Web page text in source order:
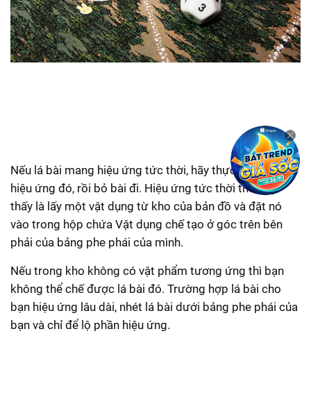
Nếu lá bài mang hiệu ứng tức thời, hãy thực hiện ngay
hiệu ứng đó, rồi bỏ bài đi. Hiệu ứng tức thời thường
thấy là lấy một vật dụng từ kho của bản đồ và đặt nó
vào trong hộp chứa Vật dụng chế tạo ở góc trên bên
phải của bảng phe phái của mình.
Nếu trong kho không có vật phẩm tương ứng thì bạn
không thể chế được lá bài đó. Trường hợp lá bài cho
bạn hiệu ứng lâu dài, nhét lá bài dưới bảng phe phái của
bạn và chỉ để lộ phần hiệu ứng.